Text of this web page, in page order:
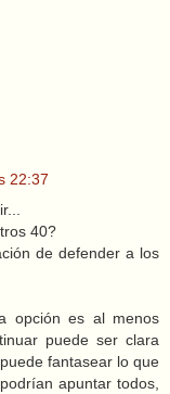
22:37
40?
de defender a los
opción es al menos
puede ser clara
fantasear lo que
apuntar todos,